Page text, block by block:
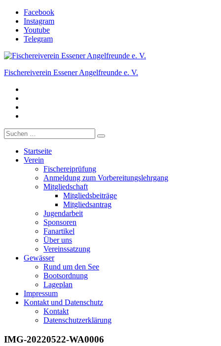
Zum
Inhalt
springen
Facebook
Instagram
Youtube
Telegram
Fischereiverein Essener Angelfreunde e. V.
Der Angelverein in Essen.
Suche
nach:
Startseite
Verein
Fischereiprüfung
Anmeldung zum Vorbereitungslehrgang
Mitgliedschaft
Mitgliedsbeiträge
Mitgliedsantrag
Jugendarbeit
Sponsoren
Fanartikel
Über uns
Vereinssatzung
Gewässer
Rund um den See
Bootsordnung
Lageplan
Impressum
Kontakt und Datenschutz
Kontakt
Datenschutzerklärung
IMG-20220522-WA0006